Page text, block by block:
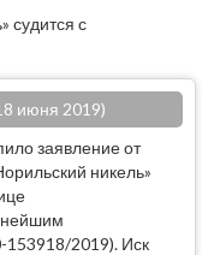
судится с
июня 2019)
заявление от
никель»
2019). Иск